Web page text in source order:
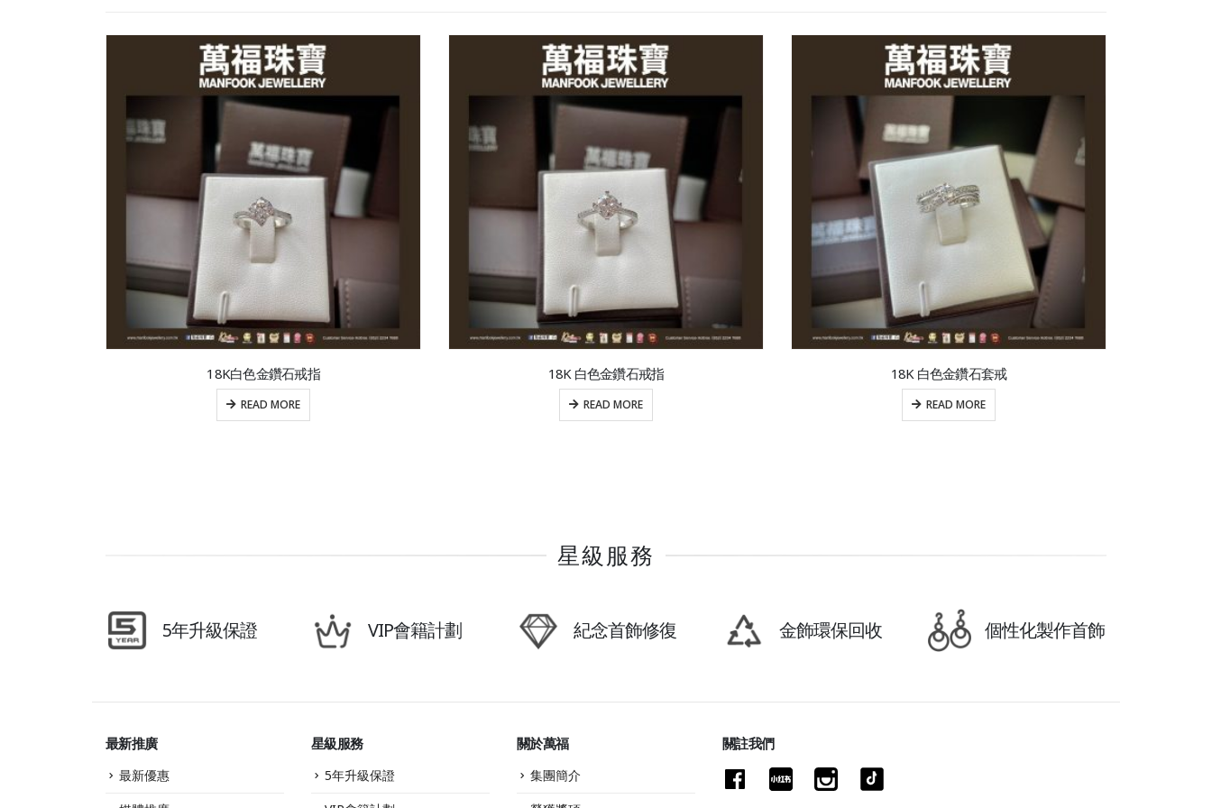
18K白色金鑽石戒指
READ MORE
18K 白色金鑽石戒指
READ MORE
18K 白色金鑽石套戒
READ MORE
星級服務
5年升級保證 VIP會籍計劃 紀念首飾修復 金飾環保回收 個性化製作首飾
最新推廣
最新優惠
星級服務
5年升級保證
關於萬福
集團簡介
關註我們